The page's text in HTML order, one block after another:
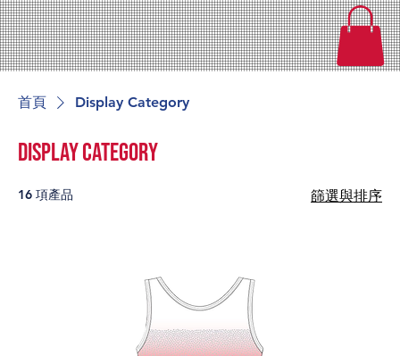
首頁 Display Category
Display Category
16 項產品 篩選與排序